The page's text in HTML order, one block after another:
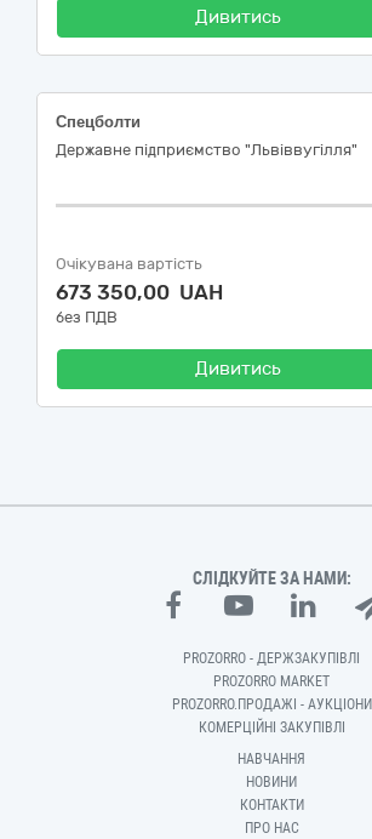
Дивитись
Спецболти
Державне підприємство "Львіввугілля"
Очікувана вартість
673 350,00 UAH
без ПДВ
Дивитись
СЛІДКУЙТЕ ЗА НАМИ:
PROZORRO - ДЕРЖЗАКУПІВЛІ
PROZORRO MARKET
PROZORRO.ПРОДАЖІ - АУКЦІОНИ
КОМЕРЦІЙНІ ЗАКУПІВЛІ
НАВЧАННЯ
НОВИНИ
КОНТАКТИ
ПРО НАС